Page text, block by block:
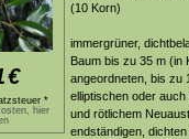
€
*
hier
(10 Korn)
immergrüner,
Baum bis zu 35 m (in
angeordneten, bis zu
elliptischen oder
und rötlichem
endständigen,